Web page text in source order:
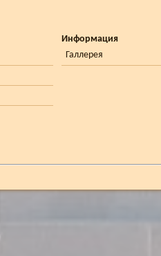
Информация
Галлерея